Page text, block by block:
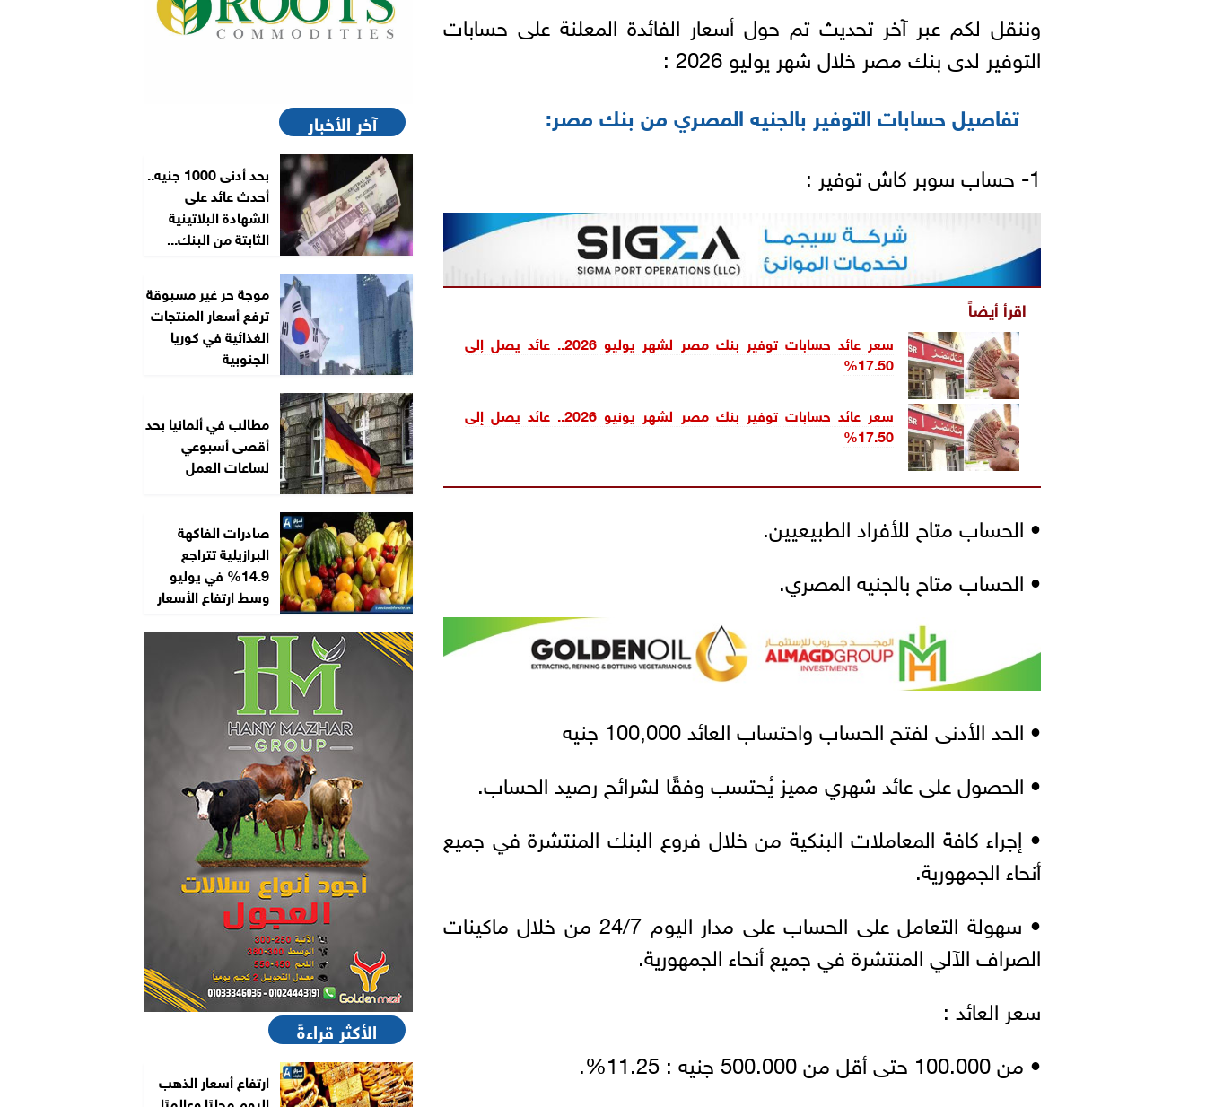
وننقل لكم عبر آخر تحديث تم حول أسعار الفائدة المعلنة على حسابات
التوفير لدى بنك مصر خلال شهر يوليو 2026 :
تفاصيل حسابات التوفير بالجنيه المصري من بنك مصر:
1- حساب سوبر كاش توفير :
اقرأ أيضاً
سعر عائد حسابات توفير بنك مصر لشهر يوليو 2026.. عائد يصل إلى
17.50%
سعر عائد حسابات توفير بنك مصر لشهر يونيو 2026.. عائد يصل إلى
17.50%
• الحساب متاح للأفراد الطبيعيين.
• الحساب متاح بالجنيه المصري.
• الحد الأدنى لفتح الحساب واحتساب العائد 100,000 جنيه
• الحصول على عائد شهري مميز يُحتسب وفقًا لشرائح رصيد الحساب.
• إجراء كافة المعاملات البنكية من خلال فروع البنك المنتشرة في جميع
أنحاء الجمهورية.
• سهولة التعامل على الحساب على مدار اليوم 24/7 من خلال ماكينات
الصراف الآلي المنتشرة في جميع أنحاء الجمهورية.
سعر العائد :
• من 100.000 حتى أقل من 500.000 جنيه : 11.25%.
آخر الأخبار
بحد أدنى 1000 جنيه..
أحدث عائد على
الشهادة البلاتينية
الثابتة من البنك...
موجة حر غير مسبوقة
ترفع أسعار المنتجات
الغذائية في كوريا
الجنوبية
مطالب في ألمانيا بحد
أقصى أسبوعي
لساعات العمل
صادرات الفاكهة
البرازيلية تتراجع
14.9% في يوليو
وسط ارتفاع الأسعار
الأكثر قراءةً
ارتفاع أسعار الذهب
اليوم محليًا وعالميًا..